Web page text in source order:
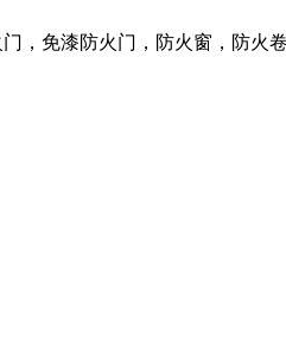
，免漆防火门，防火窗，防火